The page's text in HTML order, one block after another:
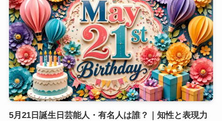
5月21日誕生日芸能人・有名人は誰？｜知性と表現力